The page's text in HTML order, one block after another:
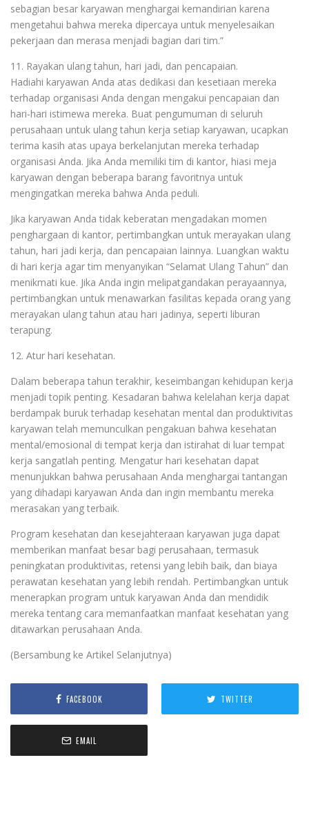
sebagian besar karyawan menghargai kemandirian karena
mengetahui bahwa mereka dipercaya untuk menyelesaikan
pekerjaan dan merasa menjadi bagian dari tim.”
11. Rayakan ulang tahun, hari jadi, dan pencapaian.
Hadiahi karyawan Anda atas dedikasi dan kesetiaan mereka
terhadap organisasi Anda dengan mengakui pencapaian dan
hari-hari istimewa mereka. Buat pengumuman di seluruh
perusahaan untuk ulang tahun kerja setiap karyawan, ucapkan
terima kasih atas upaya berkelanjutan mereka terhadap
organisasi Anda. Jika Anda memiliki tim di kantor, hiasi meja
karyawan dengan beberapa barang favoritnya untuk
mengingatkan mereka bahwa Anda peduli.
Jika karyawan Anda tidak keberatan mengadakan momen
penghargaan di kantor, pertimbangkan untuk merayakan ulang
tahun, hari jadi kerja, dan pencapaian lainnya. Luangkan waktu
di hari kerja agar tim menyanyikan “Selamat Ulang Tahun” dan
menikmati kue. Jika Anda ingin melipatgandakan perayaannya,
pertimbangkan untuk menawarkan fasilitas kepada orang yang
merayakan ulang tahun atau hari jadinya, seperti liburan
terapung.
12. Atur hari kesehatan.
Dalam beberapa tahun terakhir, keseimbangan kehidupan kerja
menjadi topik penting. Kesadaran bahwa kelelahan kerja dapat
berdampak buruk terhadap kesehatan mental dan produktivitas
karyawan telah memunculkan pengakuan bahwa kesehatan
mental/emosional di tempat kerja dan istirahat di luar tempat
kerja sangatlah penting. Mengatur hari kesehatan dapat
menunjukkan bahwa perusahaan Anda menghargai tantangan
yang dihadapi karyawan Anda dan ingin membantu mereka
merasakan yang terbaik.
Program kesehatan dan kesejahteraan karyawan juga dapat
memberikan manfaat besar bagi perusahaan, termasuk
peningkatan produktivitas, retensi yang lebih baik, dan biaya
perawatan kesehatan yang lebih rendah. Pertimbangkan untuk
menerapkan program untuk karyawan Anda dan mendidik
mereka tentang cara memanfaatkan manfaat kesehatan yang
ditawarkan perusahaan Anda.
(Bersambung ke Artikel Selanjutnya)
FACEBOOK TWITTER
EMAIL